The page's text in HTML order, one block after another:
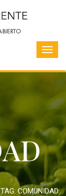
COMUNIDAD